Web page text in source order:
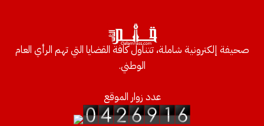
صحيفة إلكترونية شاملة، تتناول كافة القضايا التي تهم الرأي العام
الوطني.
عدد زوار الموقع